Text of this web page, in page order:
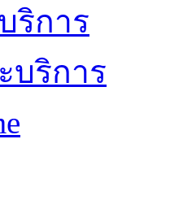
ริการ
บริการ